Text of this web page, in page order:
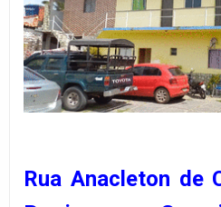
Rua Anacleton de